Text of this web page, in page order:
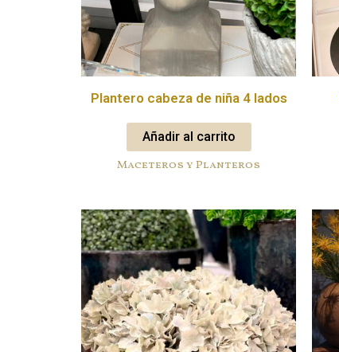
Plantero cabeza de niña 4 lados
Añadir al carrito
Maceteros y Planteros